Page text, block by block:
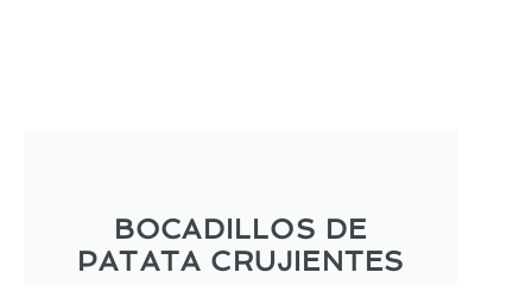
BOCADILLOS DE
PATATA CRUJIENTES